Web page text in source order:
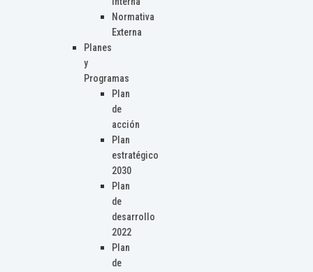
Normativa
Externa
Planes
y
Programas
Plan
de
acción
Plan
estratégico
2030
Plan
de
desarrollo
2022
Plan
de